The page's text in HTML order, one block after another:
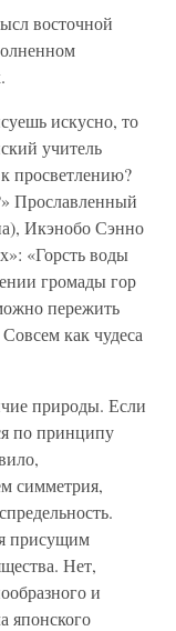
восточной
искусно, то
учитель
просветлению?
Прославленный
Икэнобо Сэнно
«Горсть воды
громады гор
пережить
как чудеса
природы. Если
по принципу
симметрия,
присущим
Нет,
и
японского